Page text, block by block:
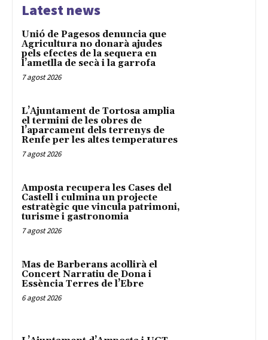
Latest news
Unió de Pagesos denuncia que
Agricultura no donarà ajudes
pels efectes de la sequera en
l’ametlla de secà i la garrofa
7 agost 2026
L’Ajuntament de Tortosa amplia
el termini de les obres de
l’aparcament dels terrenys de
Renfe per les altes temperatures
7 agost 2026
Amposta recupera les Cases del
Castell i culmina un projecte
estratègic que vincula patrimoni,
turisme i gastronomia
7 agost 2026
Mas de Barberans acollirà el
Concert Narratiu de Dona i
Essència Terres de l’Ebre
6 agost 2026